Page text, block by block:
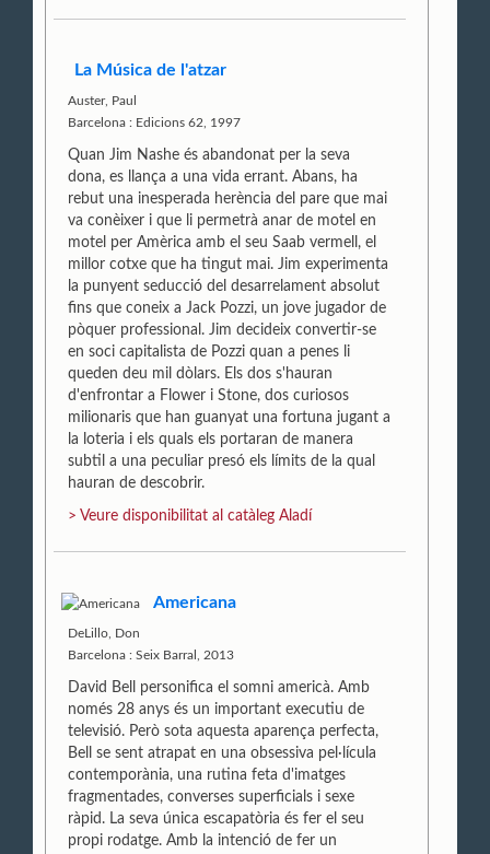
La Música de l'atzar
Auster, Paul
Barcelona : Edicions 62, 1997
Quan Jim Nashe és abandonat per la seva
dona, es llança a una vida errant. Abans, ha
rebut una inesperada herència del pare que mai
va conèixer i que li permetrà anar de motel en
motel per Amèrica amb el seu Saab vermell, el
millor cotxe que ha tingut mai. Jim experimenta
la punyent seducció del desarrelament absolut
fins que coneix a Jack Pozzi, un jove jugador de
pòquer professional. Jim decideix convertir-se
en soci capitalista de Pozzi quan a penes li
queden deu mil dòlars. Els dos s'hauran
d'enfrontar a Flower i Stone, dos curiosos
milionaris que han guanyat una fortuna jugant a
la loteria i els quals els portaran de manera
subtil a una peculiar presó els límits de la qual
hauran de descobrir.
> Veure disponibilitat al catàleg Aladí
Americana
DeLillo, Don
Barcelona : Seix Barral, 2013
David Bell personifica el somni americà. Amb
només 28 anys és un important executiu de
televisió. Però sota aquesta aparença perfecta,
Bell se sent atrapat en una obsessiva pel·lícula
contemporània, una rutina feta d'imatges
fragmentades, converses superficials i sexe
ràpid. La seva única escapatòria és fer el seu
propi rodatge. Amb la intenció de fer un